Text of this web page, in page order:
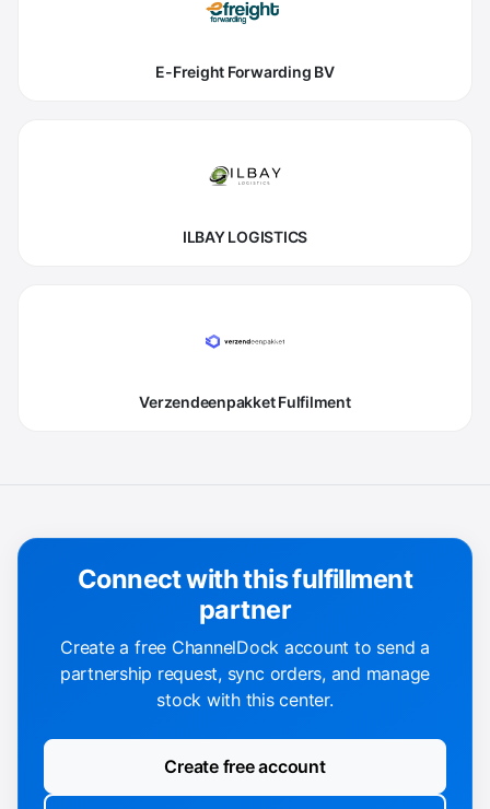
E-Freight Forwarding BV
ILBAY LOGISTICS
Verzendeenpakket Fulfilment
Connect with this fulfillment
partner
Create a free ChannelDock account to send a
partnership request, sync orders, and manage
stock with this center.
Create free account